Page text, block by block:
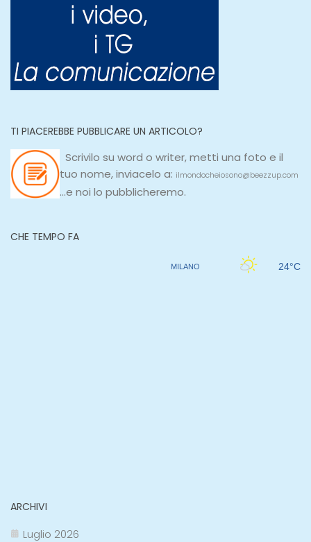
TI PIACEREBBE PUBBLICARE UN ARTICOLO?
Scrivilo su word o writer, metti una foto e il
tuo nome, inviacelo a: ilmondocheiosono@beezzup.com
...e noi lo pubblicheremo.
CHE TEMPO FA
ARCHIVI
Luglio 2026